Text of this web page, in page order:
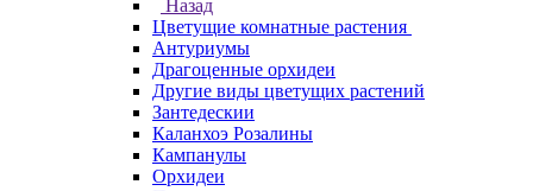
Назад
Цветущие комнатные растения
Антуриумы
Драгоценные орхидеи
Другие виды цветущих растений
Зантедескии
Каланхоэ Розалины
Кампанулы
Орхидеи